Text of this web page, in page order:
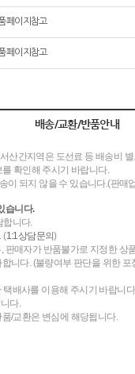
페이지참고
페이지참고
배송/교환/반품안내
산간지역은 도선료 등 배송비
확인해 주시기 바랍니다.
이 되지 않을 수 있습니다.(판
습니다.
합니다.
(1:1상담문의)
매자가 반품불가로 지정한 상
니다. (불량여부 판단을 위한
배사를 이용해 주시기 바랍니
다.
/교환은 변심에 해당됩니다.